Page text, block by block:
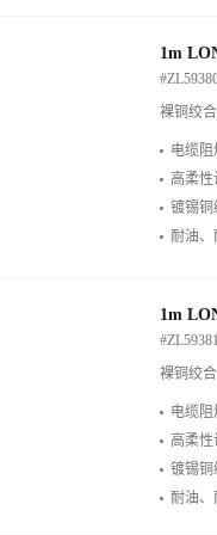
1m
裸铜绞合
电缆阻
高柔
镀锡铜
耐油
1m
裸铜绞合
电缆阻
高柔
镀锡铜
耐油